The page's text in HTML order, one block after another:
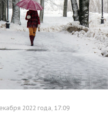
2022 года, 17:09